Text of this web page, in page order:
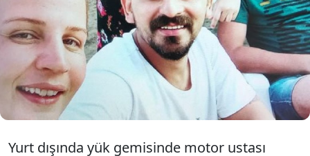
annesi eşi Kibar Özten'i (35) başına yastık
koyup, tabancayla öldürdüğü suçlamasıyla
ağırlaştırılmış müebbete mahkum edilen Ozan
Ali Özten'in (35) cezası, eksik soruşturma
yapıldığı gerekçesiyle bozuldu.
Yurt dışında yük gemisinde motor ustası